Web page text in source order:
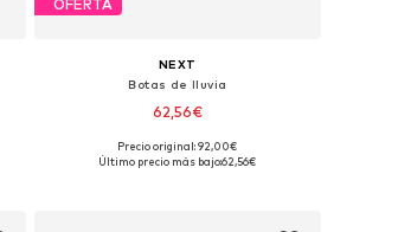
OFERTA
NEXT
Botas de lluvia
62,56€
Tallas disponibles: 30,5, 35,5, 37, 39, 41
Precio original: 92,00€
Último precio más bajo:62,56€